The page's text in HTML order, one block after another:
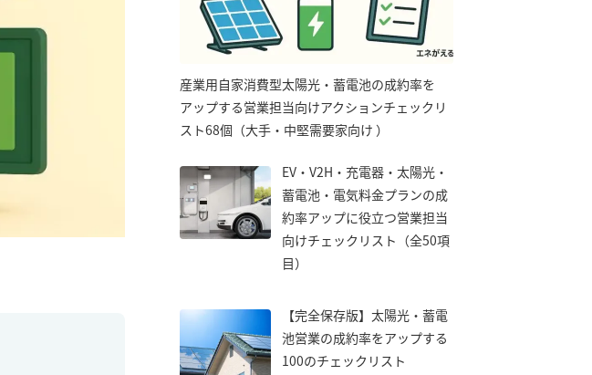
産業用自家消費型太陽光・蓄電池の成約率を
アップする営業担当向けアクションチェックリ
スト68個（大手・中堅需要家向け ）
EV・V2H・充電器・太陽光・
蓄電池・電気料金プランの成
約率アップに役立つ営業担当
向けチェックリスト（全50項
目）
【完全保存版】太陽光・蓄電
池営業の成約率をアップする
100のチェックリスト